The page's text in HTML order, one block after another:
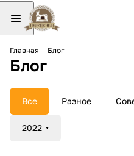
Главная Блог
Блог
Все Разное
2022